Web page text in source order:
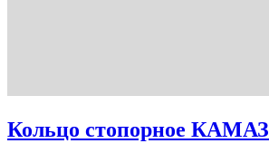
Кольцо стопорное КАМАЗ